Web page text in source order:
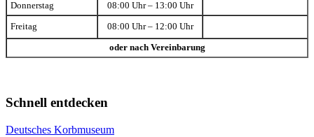
Donnerstag 08:00 Uhr – 13:00 Uhr
Freitag 08:00 Uhr – 12:00 Uhr
oder nach Vereinbarung
Schnell entdecken
Deutsches Korbmuseum